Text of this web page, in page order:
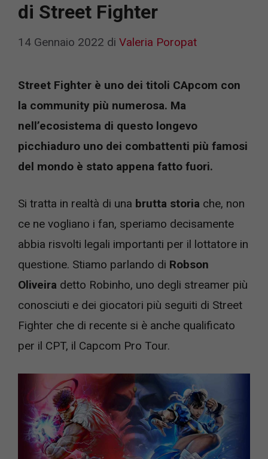
di Street Fighter
14 Gennaio 2022 di Valeria Poropat
Street Fighter è uno dei titoli CApcom con
la community più numerosa. Ma
nell’ecosistema di questo longevo
picchiaduro uno dei combattenti più famosi
del mondo è stato appena fatto fuori.
Si tratta in realtà di una brutta storia che, non
ce ne vogliano i fan, speriamo decisamente
abbia risvolti legali importanti per il lottatore in
questione. Stiamo parlando di Robson
Oliveira detto Robinho, uno degli streamer più
conosciuti e dei giocatori più seguiti di Street
Fighter che di recente si è anche qualificato
per il CPT, il Capcom Pro Tour.